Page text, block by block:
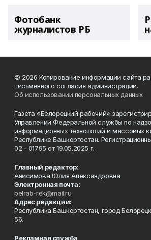
Фотобанк
журналистов РБ
© 2026 Копирование информации сайта
письменного согласия администрации.
Об использовании персональных данных
Газета «Белорецкий рабочий»
Управлении Федеральной службы по
информационных технологий и массовых
Республике Башкортостан.
02 - 01795 от 19.05.2025 г.
Главный редактор:
Анисимова Юлия Александровна
Электронная почта:
belrab-rek@mail.ru
Адрес редакции:
Республика Башкортостан, город
56.
Рекламная служба